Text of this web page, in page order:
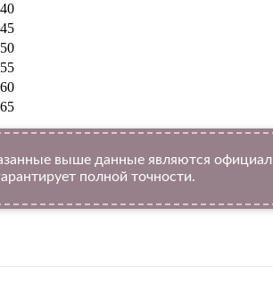
выше данные являются
полной точности.